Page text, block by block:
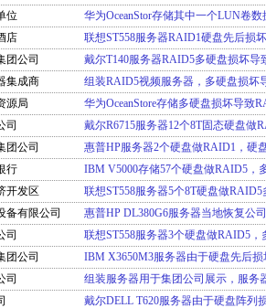
位
店
团公司
集成商
源局
司
团公司
行
开发区
备有限公司
司
团公司
司